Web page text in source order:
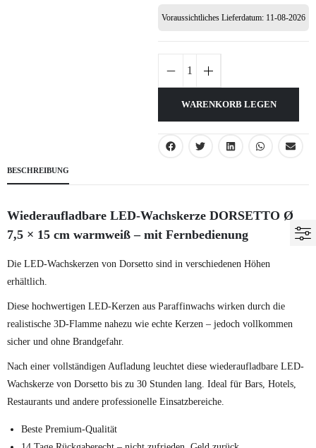
Voraussichtliches Lieferdatum: 11-08-2026
WARENKORB LEGEN
BESCHREIBUNG
Wiederaufladbare LED-Wachskerze DORSETTO Ø
7,5 × 15 cm warmweiß – mit Fernbedienung
Die LED-Wachskerzen von Dorsetto sind in verschiedenen Höhen
erhältlich.
Diese hochwertigen LED-Kerzen aus Paraffinwachs wirken durch die
realistische 3D-Flamme nahezu wie echte Kerzen – jedoch vollkommen
sicher und ohne Brandgefahr.
Nach einer vollständigen Aufladung leuchtet diese wiederaufladbare LED-
Wachskerze von Dorsetto bis zu 30 Stunden lang. Ideal für Bars, Hotels,
Restaurants und andere professionelle Einsatzbereiche.
Beste Premium-Qualität